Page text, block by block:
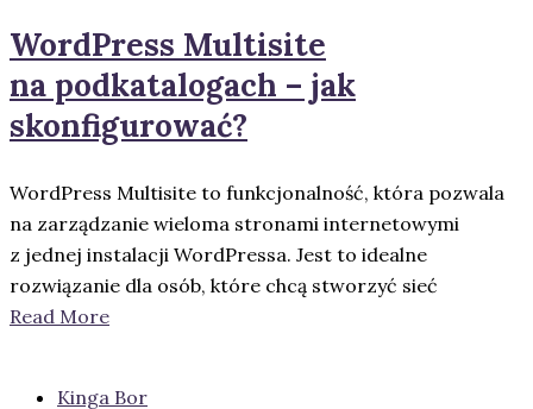
WordPress Multisite
na podkatalogach – jak
skonfigurować?
WordPress Multisite to funkcjonalność, która pozwala
na zarządzanie wieloma stronami internetowymi
z jednej instalacji WordPressa. Jest to idealne
rozwiązanie dla osób, które chcą stworzyć sieć
Read More
Kinga Bor